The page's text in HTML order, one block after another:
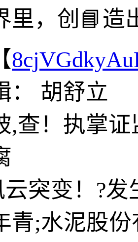
里，创📘造
： 胡舒立
,查！执掌
突变！?发
青;水泥股